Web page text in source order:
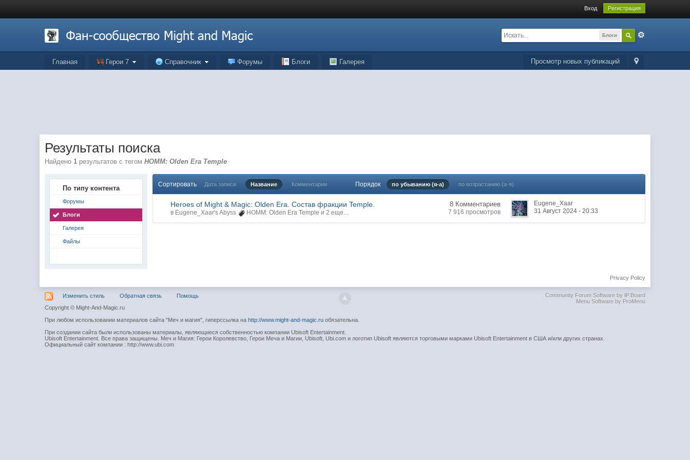
Вход Регистрация
Блоги
Просмотр новых публикаций
Главная Герои 7 Справочник Форумы Блоги Галерея
Результаты поиска
Найдено1 результатов с тегомHOMM: Olden Era Temple
По типу контента
Форумы
Блоги
Галерея
Файлы
Сортировать Дата записи Название Комментарии Порядок по убыванию (я-а) по возрастанию (а-я)
Heroes of Might & Magic: Olden Era. Состав фракции Temple.
в Eugene_Xaar's Abyss HOMM: Olden Era Temple и 2 еще...
8 Комментариев
7 916 просмотров
Eugene_Xaar
31 Август 2024 - 20:33
Privacy Policy
Изменить стиль Обратная связь Помощь
Community Forum Software by IP.Board
Menu Software by ProMenu
Copyright © Might-And-Magic.ru
При любом использовании материалов сайта "Меч и магия", гиперссылка наhttp://www.might-and-magic.ru обязательна.
При создании сайта были использованы материалы, являющиеся собственностью компании Ubisoft Entertainment.
Ubisoft Entertainment. Все права защищены. Меч и Магия: Герои Королевство, Герои Меча и Магии, Ubisoft, Ubi.com и логотип Ubisoft являются торговыми марками Ubisoft Entertainment в США и/или других странах.
Официальный сайт компании : http://www.ubi.com